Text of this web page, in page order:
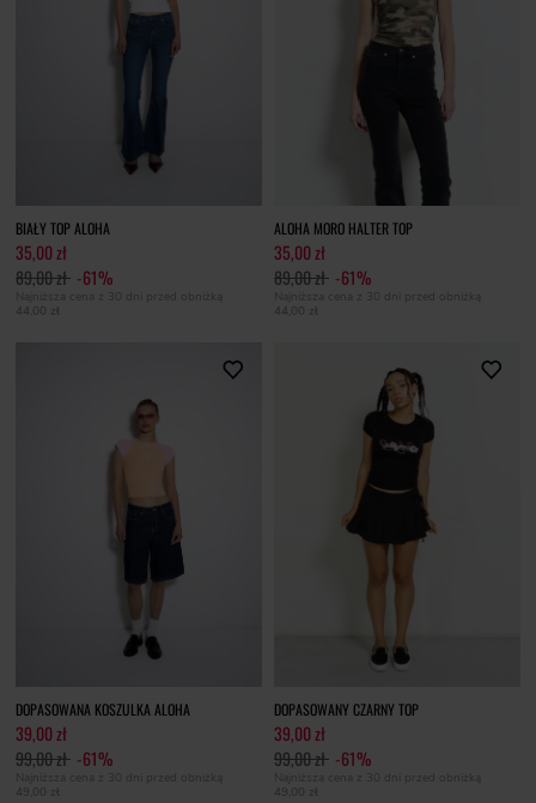
BIAŁY TOP ALOHA
35,00 zł
89,00 zł -61%
Najniższa cena z 30 dni przed obniżką
44,00 zł
ALOHA MORO HALTER TOP
35,00 zł
89,00 zł -61%
Najniższa cena z 30 dni przed obniżką
44,00 zł
DOPASOWANA KOSZULKA ALOHA
39,00 zł
99,00 zł -61%
Najniższa cena z 30 dni przed obniżką
49,00 zł
DOPASOWANY CZARNY TOP
39,00 zł
99,00 zł -61%
Najniższa cena z 30 dni przed obniżką
49,00 zł